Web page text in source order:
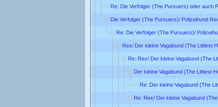
Re: Die Verfolger (The Pursuers) oder auch
Die Verfolger (The Pursuers)/ Polizeihund
Re: Die Verfolger (The Pursuers)/
Rex/ Der kleine Vagabund (The Littlest
Re: Rex/ Der kleine Vagabund (The
Der kleine Vagabund (The Littlest
Re: Der kleine Vagabund (The
Re: Rex/ Der kleine Vagabund